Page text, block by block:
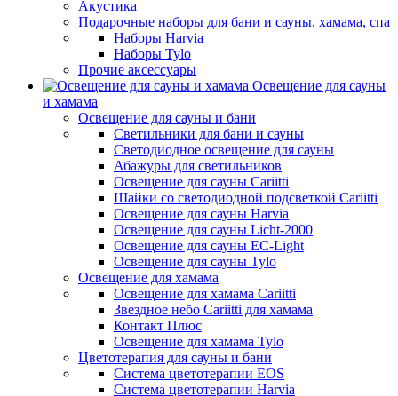
Акустика
Подарочные наборы для бани и сауны, хамама, спа
Наборы Harvia
Наборы Tylo
Прочие аксессуары
Освещение для сауны
и хамама
Освещение для сауны и бани
Светильники для бани и сауны
Светодиодное освещение для сауны
Абажуры для светильников
Освещение для сауны Cariitti
Шайки со светодиодной подсветкой Cariitti
Освещение для сауны Harvia
Освещение для сауны Licht-2000
Освещение для сауны EC-Light
Освещение для сауны Tylo
Освещение для хамама
Освещение для хамама Cariitti
Звездное небо Cariitti для хамама
Контакт Плюс
Освещение для хамама Tylo
Цветотерапия для сауны и бани
Система цветотерапии EOS
Система цветотерапии Harvia